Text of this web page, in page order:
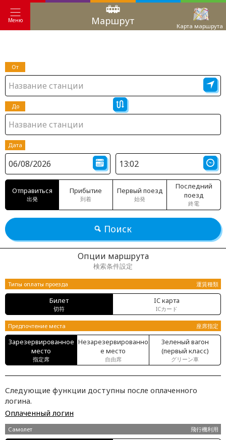
Меню Маршрут Карта маршрута
От
До
Дата
Отправиться
出発
Прибытие
到着
Первый поезд
始発
Последний
поезд
終電
Поиск
Опции маршрута
検索条件設定
Типы оплаты проезда 運賃種類
Билет
切符
IC карта
ICカード
Предпочтение места 座席指定
Зарезервированное
место
指定席
Незарезервированно
е место
自由席
Зеленый вагон
(первый класс)
グリーン車
Следующие функции доступны после оплаченного
логина.
Оплаченный логин
Самолет 飛行機利用